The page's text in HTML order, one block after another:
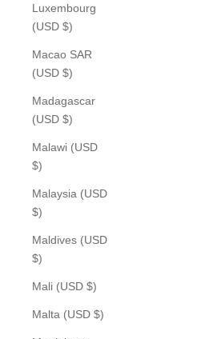
Luxembourg
(USD $)
Macao SAR
(USD $)
Madagascar
(USD $)
Malawi (USD
$)
Malaysia (USD
$)
Maldives (USD
$)
Mali (USD $)
Malta (USD $)